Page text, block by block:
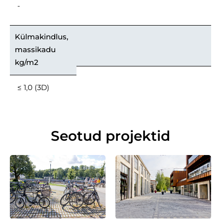
-
Külmakindlus,
massikadu
kg/m2
≤ 1,0 (3D)
Seotud projektid